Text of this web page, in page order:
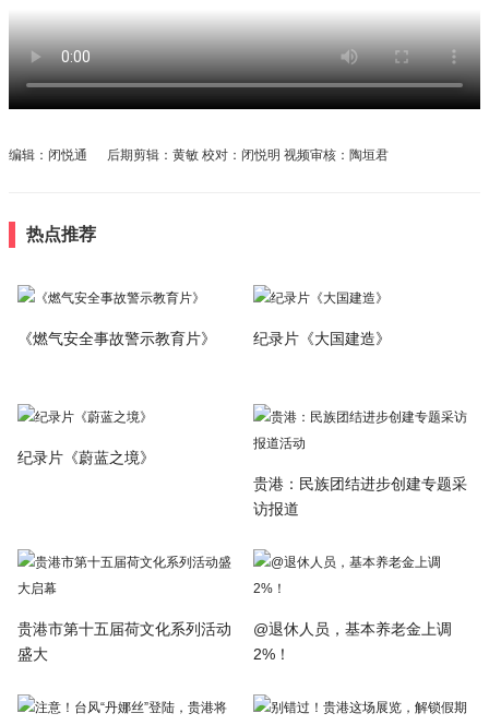
编辑：闭悦通 后期剪辑：黄敏 校对：闭悦明 视频审核：陶垣君
热点推荐
《燃气安全事故警示教育片》 纪录片《大国建造》
纪录片《蔚蓝之境》
贵港：民族团结进步创建专题采
访报道
贵港市第十五届荷文化系列活动
盛大
@退休人员，基本养老金上调
2%！